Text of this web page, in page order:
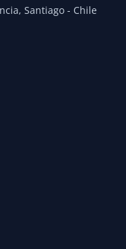
Santiago - Chile